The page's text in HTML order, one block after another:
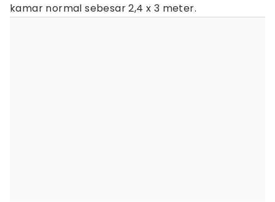
kamar normal sebesar 2,4 x 3 meter.